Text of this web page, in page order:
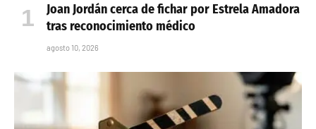
Joan Jordán cerca de fichar por Estrela Amadora
tras reconocimiento médico
agosto 10, 2026